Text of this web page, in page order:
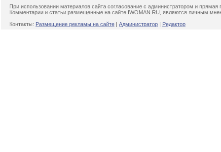
При использовании материалов сайта согласование с администратором и прямая
Комментарии и статьи размещенные на сайте IWOMAN.RU, являются личным
Контакты: Размещение рекламы на сайте | Администратор | Редактор